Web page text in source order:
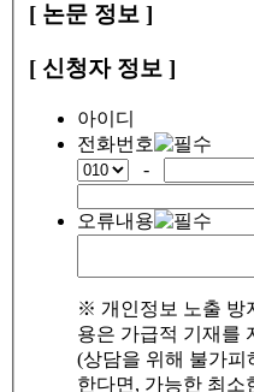
[ 논문 정보 ]
[ 신청자 정보 ]
아이디
전화번호
-
오류내용
※ 개인정보 노출 방
용은 가급적 기재를
(상담을 위해 불가
한다면, 가능한 최소